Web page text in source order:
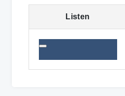
Listen